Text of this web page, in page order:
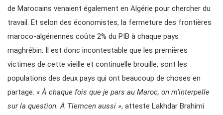
de Marocains venaient également en Algérie pour chercher du
travail. Et selon des économistes, la fermeture des frontières
maroco-algériennes coûte 2% du PIB à chaque pays
maghrébin. Il est donc incontestable que les premières
victimes de cette vieille et continuelle brouille, sont les
populations des deux pays qui ont beaucoup de choses en
partage. « À chaque fois que je pars au Maroc, on m’interpelle
sur la question. À Tlemcen aussi », atteste Lakhdar Brahimi